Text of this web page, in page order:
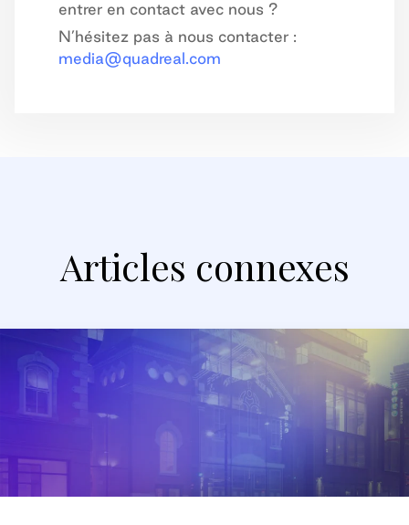
entrer en contact avec nous ?
N’hésitez pas à nous contacter :
media@quadreal.com
Articles connexes